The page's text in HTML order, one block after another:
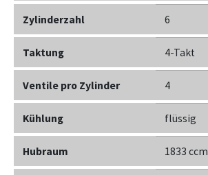
Zylinderzahl 6
Taktung 4-Takt
Ventile pro Zylinder 4
Kühlung flüssig
Hubraum 1833 ccm